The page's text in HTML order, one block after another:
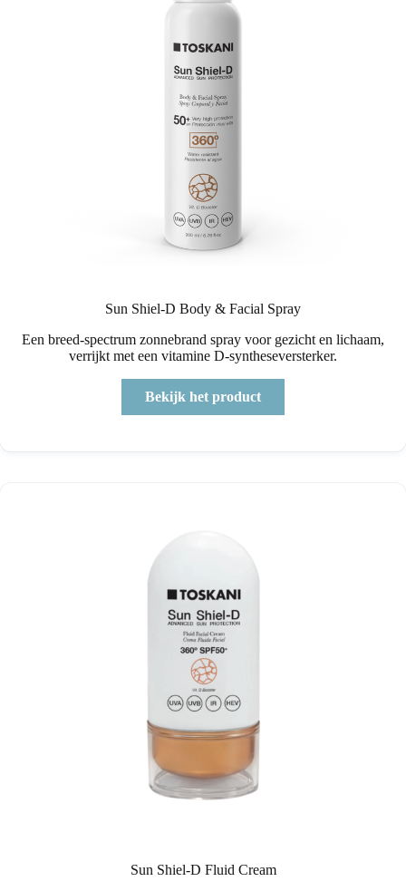
Sun Shiel-D Body & Facial Spray
Een breed-spectrum zonnebrand spray voor gezicht en lichaam,
verrijkt met een vitamine D-syntheseversterker.
Bekijk het product
Sun Shiel-D Fluid Cream